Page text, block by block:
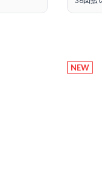
NEW